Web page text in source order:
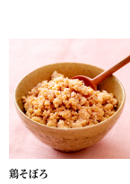
鶏そぼろ